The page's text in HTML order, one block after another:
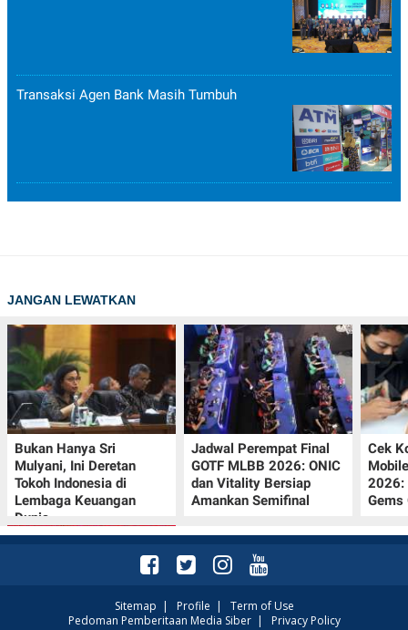
Transaksi Agen Bank Masih Tumbuh
JANGAN LEWATKAN
Bukan Hanya Sri
Mulyani, Ini Deretan
Tokoh Indonesia di
Lembaga Keuangan
Dunia
Jadwal Perempat Final
GOTF MLBB 2026: ONIC
dan Vitality Bersiap
Amankan Semifinal
Cek
2026:
Gems
Sitemap | Profile | Term of Use
Pedoman Pemberitaan Media Siber| Privacy Policy